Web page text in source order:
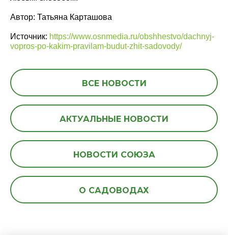
Автор: Татьяна Карташова
Источник: https://www.osnmedia.ru/obshhestvo/dachnyj-
vopros-po-kakim-pravilam-budut-zhit-sadovody/
ВСЕ НОВОСТИ
АКТУАЛЬНЫЕ НОВОСТИ
НОВОСТИ СОЮЗА
О САДОВОДАХ